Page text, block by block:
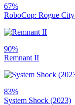
67%
RoboCop: Rogue City
90%
Remnant II
83%
System Shock (2023)